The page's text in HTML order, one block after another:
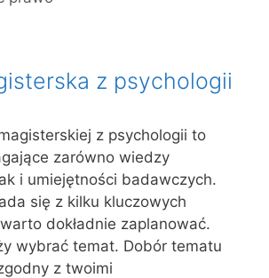
z psychologii
z psychologii to
zarówno wiedzy
i umiejętności badawczych.
się z kilku kluczowych
dokładnie zaplanować.
wybrać temat. Dobór tematu
z twoimi